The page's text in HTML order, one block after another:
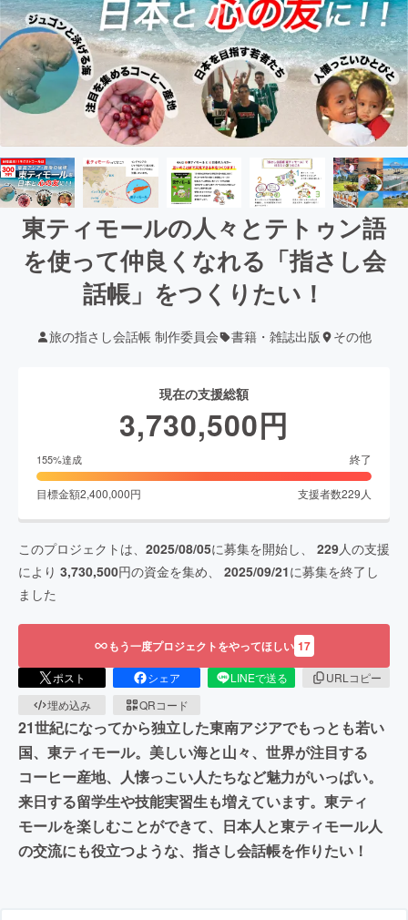
東ティモールの人々とテトゥン語
を使って仲良くなれる「指さし会
話帳」をつくりたい！
旅の指さし会話帳 制作委員会 書籍・雑誌出版 その他
現在の支援総額
3,730,500円
155%達成 終了
目標金額2,400,000円 支援者数229 人
このプロジェクトは、 2025/08/05に募集を開始し、 229人の支援
により 3,730,500円の資金を集め、 2025/09/21に募集を終了し
ました
もう一度プロジェクトをやってほしい 17
ポスト シェア LINEで送る
URLコピー
埋め込み
QRコード
21世紀になってから独立した東南アジアでもっとも若い
国、東ティモール。美しい海と山々、世界が注目する
コーヒー産地、人懐っこい人たちなど魅力がいっぱい。
来日する留学生や技能実習生も増えています。東ティ
モールを楽しむことができて、日本人と東ティモール人
の交流にも役立つような、指さし会話帳を作りたい！